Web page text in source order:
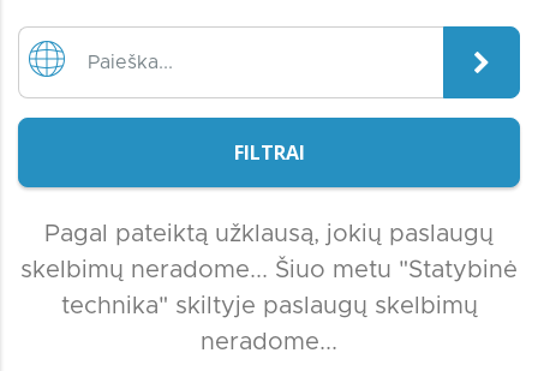
FILTRAI
Pagal pateiktą užklausą, jokių paslaugų
skelbimų neradome... Šiuo metu "Statybinė
technika" skiltyje paslaugų skelbimų
neradome...